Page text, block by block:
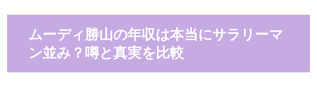
ムーディ勝山の年収は本当にサラリーマ
ン並み？噂と真実を比較